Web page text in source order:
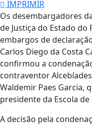
IMPRIMIR
Os desembargadores
de Justiça do Estado do
embargos de
Carlos Diego da Costa
confirmou a
contraventor
Waldemir Paes Garcia,
presidente da Escola
A decisão pela